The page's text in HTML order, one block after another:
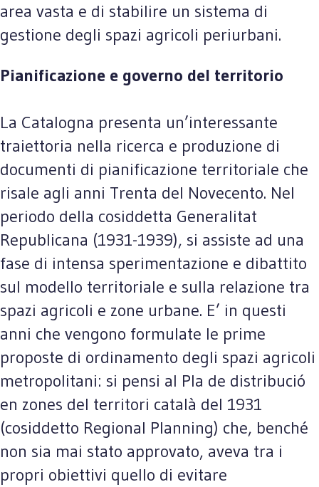
area vasta e di stabilire un sistema di
gestione degli spazi agricoli periurbani.
Pianificazione e governo del territorio
La Catalogna presenta un’interessante
traiettoria nella ricerca e produzione di
documenti di pianificazione territoriale che
risale agli anni Trenta del Novecento. Nel
periodo della cosiddetta Generalitat
Republicana (1931-1939), si assiste ad una
fase di intensa sperimentazione e dibattito
sul modello territoriale e sulla relazione tra
spazi agricoli e zone urbane. E’ in questi
anni che vengono formulate le prime
proposte di ordinamento degli spazi agricoli
metropolitani: si pensi al Pla de distribució
en zones del territori català del 1931
(cosiddetto Regional Planning) che, benché
non sia mai stato approvato, aveva tra i
propri obiettivi quello di evitare